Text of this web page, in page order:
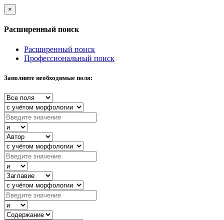
×
Расширенный поиск
Расширенный поиск
Профессиональный поиск
Заполните необходимые поля: